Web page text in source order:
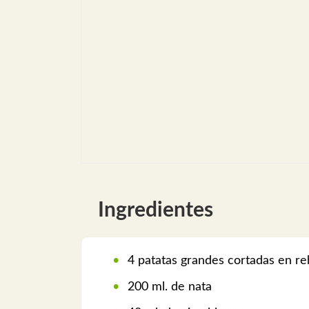
Ingredientes
4 patatas grandes cortadas en
200 ml. de nata